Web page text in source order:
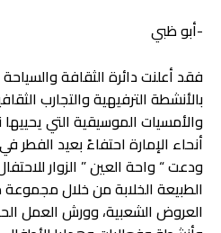
-أبو ظبي
فقد أعلنت دائرة الثقافة
بالأنشطة الترفيهية والتجارب
والأمسيات الموسيقية التي
أنحاء الإمارة احتفاءً بعيد الفطر
ودعت “ واحة العين ” الزوار
الطبيعة الخلابة من خلال مجموعة
العروض الشعبية، وورش العمل